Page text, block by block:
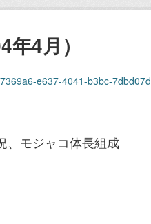
4月）
e637-4041-b3bc-
、モジャコ体長組成